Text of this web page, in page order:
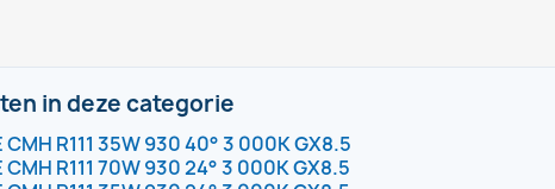
in deze categorie
R111 35W 930 40° 3 000K GX8.5
R111 70W 930 24° 3 000K GX8.5